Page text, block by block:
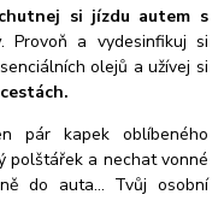
si jízdu autem s
. Provoň a vydesinfikuj si
olejů a užívej si
pár kapek oblíbeného
polštářek a nechat vonné
do auta... Tvůj osobní